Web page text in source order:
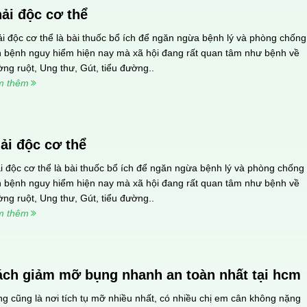
đánh bại bất kỳ tác nhân bệnh lý từ môi trường xung
không dùng thuốc)
dùng thuốc!
sóc sức khỏe chủ động cần thiết, khi tập luyện hay vận
việc ổn định và khí huyết được lưu thông, cơ bắp, xương,
rất nhiều hình thức tập luyện để chăm sóc sức khỏe
độc cơ thể
độc cơ thể là bài thuốc bổ ích để ngăn ngừa bệnh lý và phòng
bệnh nguy hiểm hiện nay mà xã hội đang rất quan tâm như bệnh về
ruột, Ung thư, Gút, tiểu đường..
thêm
độc cơ thể
độc cơ thể là bài thuốc bổ ích để ngăn ngừa bệnh lý và phòng chống
bệnh nguy hiểm hiện nay mà xã hội đang rất quan tâm như bệnh về
ruột, Ung thư, Gút, tiểu đường..
thêm
giảm mỡ bụng nhanh an toàn nhất tại hcm
cũng là nơi tích tụ mỡ nhiều nhất, có nhiều chị em cân không nặng